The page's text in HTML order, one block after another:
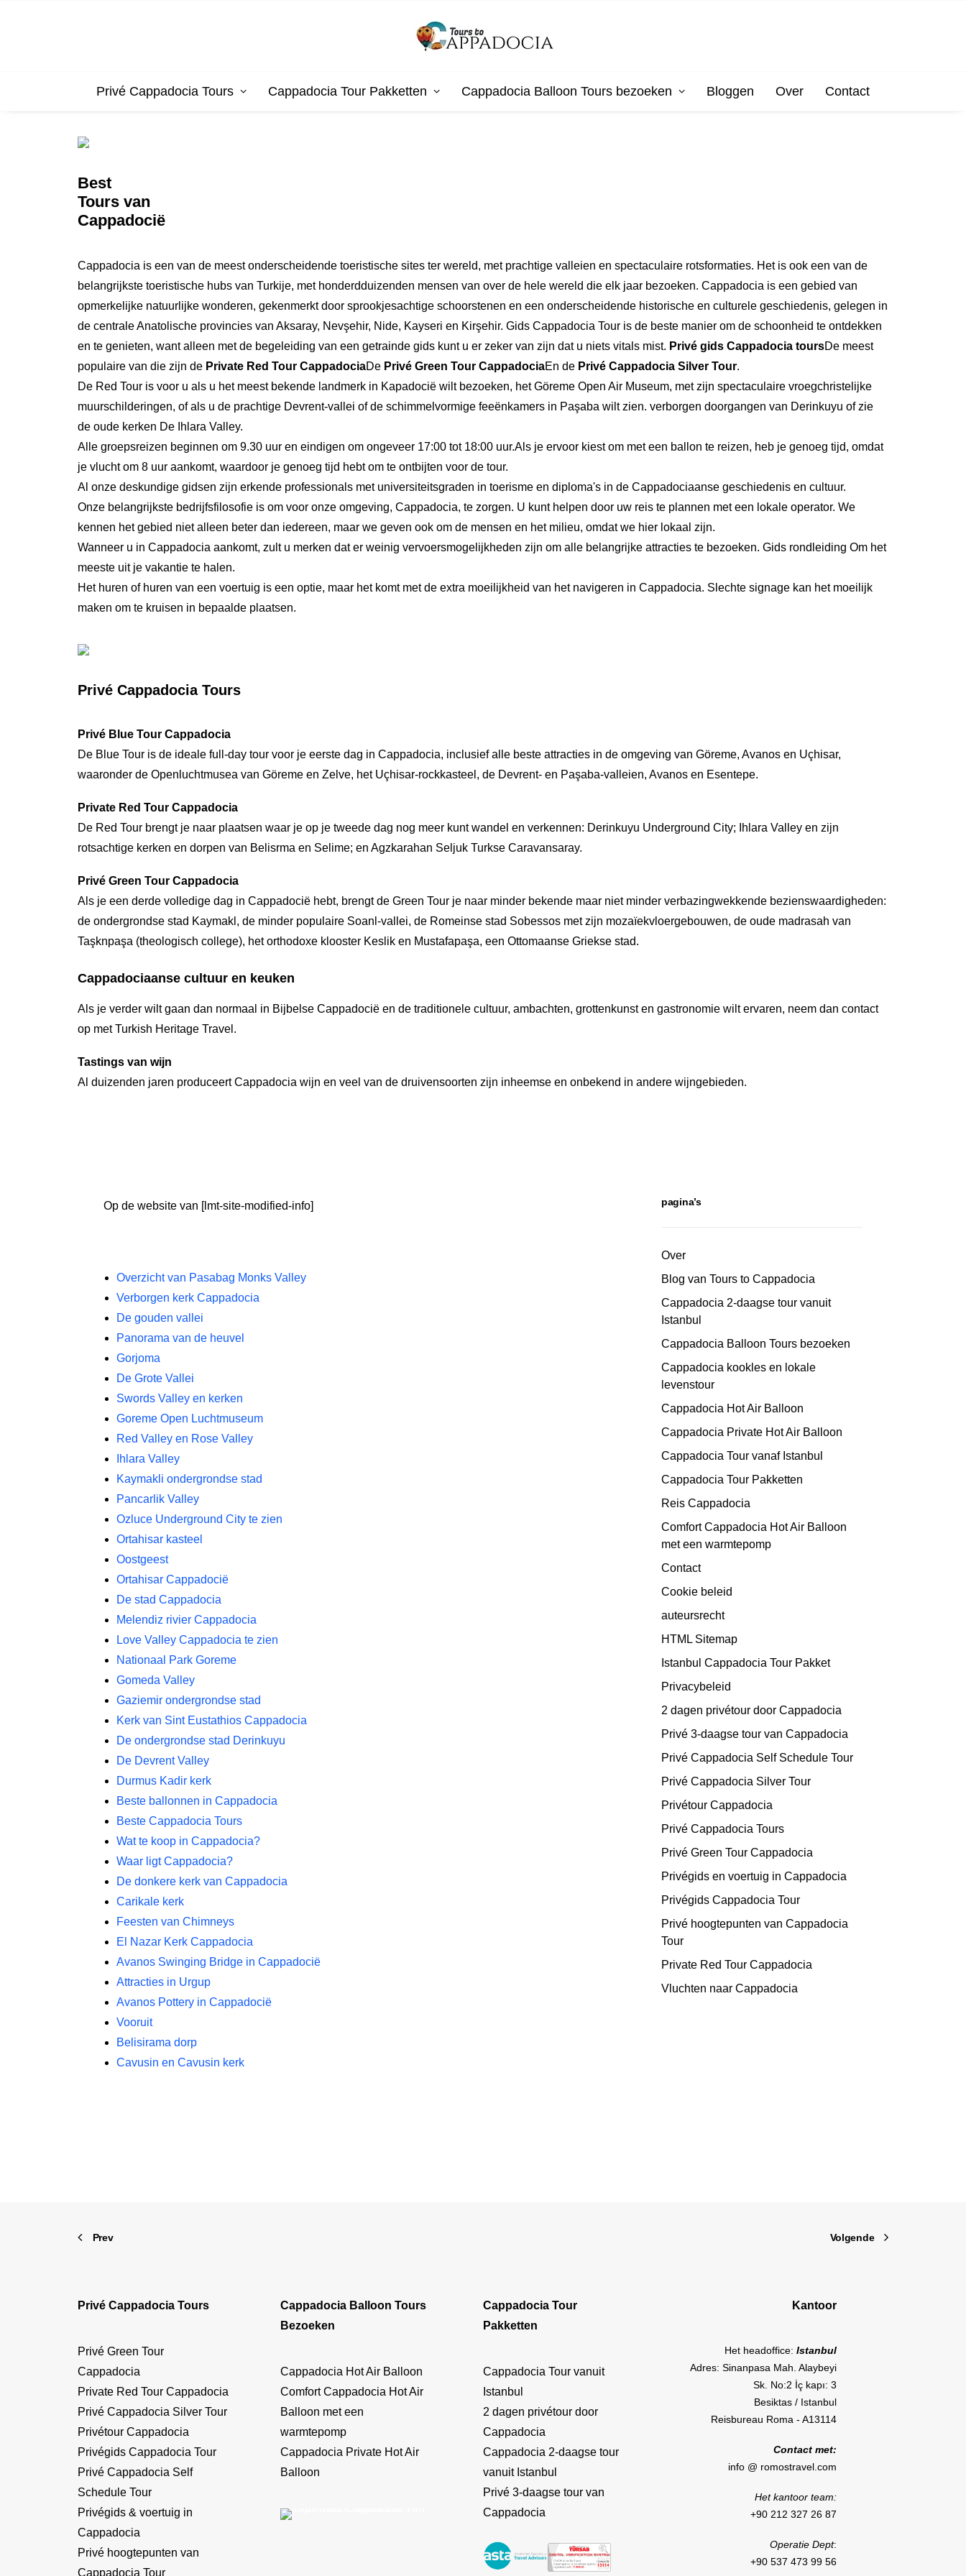
Privé Cappadocia Tours Cappadocia Tour Pakketten Cappadocia Balloon Tours bezoeken Bloggen Over Contact
Best
Tours van
Cappadocië
Cappadocia is een van de meest onderscheidende toeristische sites ter wereld, met prachtige valleien en spectaculaire rotsformaties. Het is ook een van de
belangrijkste toeristische hubs van Turkije, met honderdduizenden mensen van over de hele wereld die elk jaar bezoeken. Cappadocia is een gebied van
opmerkelijke natuurlijke wonderen, gekenmerkt door sprookjesachtige schoorstenen en een onderscheidende historische en culturele geschiedenis, gelegen in
de centrale Anatolische provincies van Aksaray, Nevşehir, Nide, Kayseri en Kirşehir. Gids Cappadocia Tour is de beste manier om de schoonheid te ontdekken
en te genieten, want alleen met de begeleiding van een getrainde gids kunt u er zeker van zijn dat u niets vitals mist. Privé gids Cappadocia toursDe meest
populaire van die zijn de Private Red Tour CappadociaDe Privé Green Tour CappadociaEn de Privé Cappadocia Silver Tour.
De Red Tour is voor u als u het meest bekende landmerk in Kapadocië wilt bezoeken, het Göreme Open Air Museum, met zijn spectaculaire vroegchristelijke
muurschilderingen, of als u de prachtige Devrent-vallei of de schimmelvormige feeënkamers in Paşaba wilt zien. verborgen doorgangen van Derinkuyu of zie
de oude kerken De Ihlara Valley.
Alle groepsreizen beginnen om 9.30 uur en eindigen om ongeveer 17:00 tot 18:00 uur.Als je ervoor kiest om met een ballon te reizen, heb je genoeg tijd, omdat
je vlucht om 8 uur aankomt, waardoor je genoeg tijd hebt om te ontbijten voor de tour.
Al onze deskundige gidsen zijn erkende professionals met universiteitsgraden in toerisme en diploma's in de Cappadociaanse geschiedenis en cultuur.
Onze belangrijkste bedrijfsfilosofie is om voor onze omgeving, Cappadocia, te zorgen. U kunt helpen door uw reis te plannen met een lokale operator. We
kennen het gebied niet alleen beter dan iedereen, maar we geven ook om de mensen en het milieu, omdat we hier lokaal zijn.
Wanneer u in Cappadocia aankomt, zult u merken dat er weinig vervoersmogelijkheden zijn om alle belangrijke attracties te bezoeken. Gids rondleiding Om het
meeste uit je vakantie te halen.
Het huren of huren van een voertuig is een optie, maar het komt met de extra moeilijkheid van het navigeren in Cappadocia. Slechte signage kan het moeilijk
maken om te kruisen in bepaalde plaatsen.
Privé Cappadocia Tours
Privé Blue Tour Cappadocia
De Blue Tour is de ideale full-day tour voor je eerste dag in Cappadocia, inclusief alle beste attracties in de omgeving van Göreme, Avanos en Uçhisar,
waaronder de Openluchtmusea van Göreme en Zelve, het Uçhisar-rockkasteel, de Devrent- en Paşaba-valleien, Avanos en Esentepe.
Private Red Tour Cappadocia
De Red Tour brengt je naar plaatsen waar je op je tweede dag nog meer kunt wandel en verkennen: Derinkuyu Underground City; Ihlara Valley en zijn
rotsachtige kerken en dorpen van Belisrma en Selime; en Agzkarahan Seljuk Turkse Caravansaray.
Privé Green Tour Cappadocia
Als je een derde volledige dag in Cappadocië hebt, brengt de Green Tour je naar minder bekende maar niet minder verbazingwekkende bezienswaardigheden:
de ondergrondse stad Kaymakl, de minder populaire Soanl-vallei, de Romeinse stad Sobessos met zijn mozaïekvloergebouwen, de oude madrasah van
Taşknpaşa (theologisch college), het orthodoxe klooster Keslik en Mustafapaşa, een Ottomaanse Griekse stad.
Cappadociaanse cultuur en keuken
Als je verder wilt gaan dan normaal in Bijbelse Cappadocië en de traditionele cultuur, ambachten, grottenkunst en gastronomie wilt ervaren, neem dan contact
op met Turkish Heritage Travel.
Tastings van wijn
Al duizenden jaren produceert Cappadocia wijn en veel van de druivensoorten zijn inheemse en onbekend in andere wijngebieden.
Op de website van [lmt-site-modified-info]
Overzicht van Pasabag Monks Valley
Verborgen kerk Cappadocia
De gouden vallei
Panorama van de heuvel
Gorjoma
De Grote Vallei
Swords Valley en kerken
Goreme Open Luchtmuseum
Red Valley en Rose Valley
Ihlara Valley
Kaymakli ondergrondse stad
Pancarlik Valley
Ozluce Underground City te zien
Ortahisar kasteel
Oostgeest
Ortahisar Cappadocië
De stad Cappadocia
Melendiz rivier Cappadocia
Love Valley Cappadocia te zien
Nationaal Park Goreme
Gomeda Valley
Gaziemir ondergrondse stad
Kerk van Sint Eustathios Cappadocia
De ondergrondse stad Derinkuyu
De Devrent Valley
Durmus Kadir kerk
Beste ballonnen in Cappadocia
Beste Cappadocia Tours
Wat te koop in Cappadocia?
Waar ligt Cappadocia?
De donkere kerk van Cappadocia
Carikale kerk
Feesten van Chimneys
El Nazar Kerk Cappadocia
Avanos Swinging Bridge in Cappadocië
Attracties in Urgup
Avanos Pottery in Cappadocië
Vooruit
Belisirama dorp
Cavusin en Cavusin kerk
pagina’s
Over
Blog van Tours to Cappadocia
Cappadocia 2-daagse tour vanuit
Istanbul
Cappadocia Balloon Tours bezoeken
Cappadocia kookles en lokale
levenstour
Cappadocia Hot Air Balloon
Cappadocia Private Hot Air Balloon
Cappadocia Tour vanaf Istanbul
Cappadocia Tour Pakketten
Reis Cappadocia
Comfort Cappadocia Hot Air Balloon
met een warmtepomp
Contact
Cookie beleid
auteursrecht
HTML Sitemap
Istanbul Cappadocia Tour Pakket
Privacybeleid
2 dagen privétour door Cappadocia
Privé 3-daagse tour van Cappadocia
Privé Cappadocia Self Schedule Tour
Privé Cappadocia Silver Tour
Privétour Cappadocia
Privé Cappadocia Tours
Privé Green Tour Cappadocia
Privégids en voertuig in Cappadocia
Privégids Cappadocia Tour
Privé hoogtepunten van Cappadocia
Tour
Private Red Tour Cappadocia
Vluchten naar Cappadocia
Prev Volgende
Privé Cappadocia Tours
Privé Green Tour
Cappadocia
Private Red Tour Cappadocia
Privé Cappadocia Silver Tour
Privétour Cappadocia
Privégids Cappadocia Tour
Privé Cappadocia Self
Schedule Tour
Privégids & voertuig in
Cappadocia
Privé hoogtepunten van
Cappadocia Tour
Cappadocia Balloon Tours
Bezoeken
Cappadocia Hot Air Balloon
Comfort Cappadocia Hot Air
Balloon met een
warmtepomp
Cappadocia Private Hot Air
Balloon
Cappadocia Tour
Pakketten
Cappadocia Tour vanuit
Istanbul
2 dagen privétour door
Cappadocia
Cappadocia 2-daagse tour
vanuit Istanbul
Privé 3-daagse tour van
Cappadocia
Kantoor
Het headoffice: Istanbul
Adres: Sinanpasa Mah. Alaybeyi
Sk. No:2 İç kapı: 3
Besiktas / Istanbul
Reisbureau Roma - A13114
Contact met:
info @ romostravel.com
Het kantoor team:
+90 212 327 26 87
Operatie Dept:
+90 537 473 99 56